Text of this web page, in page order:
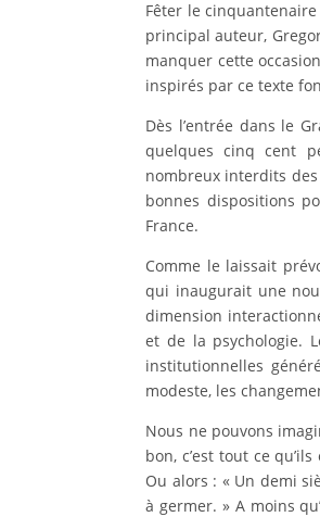
Fêter le
principal auteur,
manquer cette
inspirés par ce texte
Dès l’entrée dans le
quelques cinq cent
nombreux interdits des
bonnes dispositions
France.
Comme le laissait
qui inaugurait une
dimension
et de la psychologie.
institutionnelles
modeste, les
Nous ne pouvons
bon, c’est tout ce
Ou alors : « Un demi
à germer. » A moins